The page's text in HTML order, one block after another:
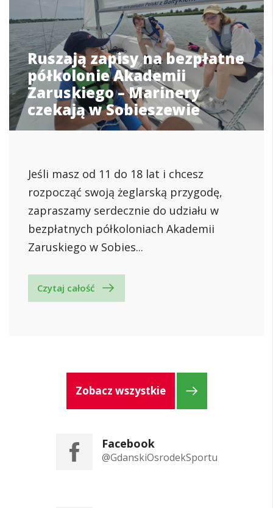
Ruszają zapisy na bezpłatne
półkolonie Akademii
Zaruskiego – Marinery
czekają w Sobieszewie
Jeśli masz od 11 do 18 lat i chcesz
rozpocząć swoją żeglarską przygodę,
zapraszamy serdecznie do udziału w
bezpłatnych półkoloniach Akademii
Zaruskiego w Sobies...
Czytaj całość
Zobacz wszystkie
Facebook
@GdanskiOsrodekSportu